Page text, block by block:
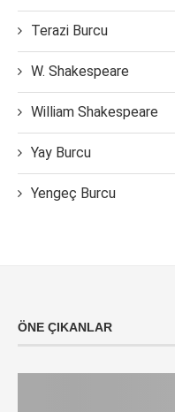
Terazi Burcu
W. Shakespeare
William Shakespeare
Yay Burcu
Yengeç Burcu
ÖNE ÇIKANLAR